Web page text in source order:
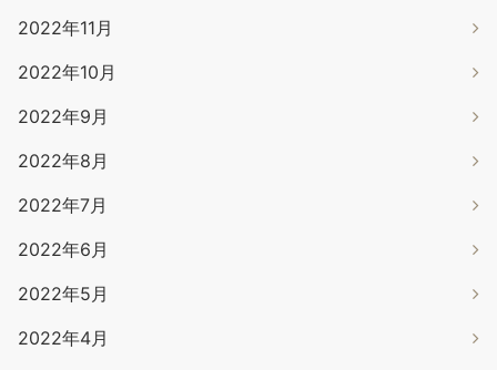
2022年11月
2022年10月
2022年9月
2022年8月
2022年7月
2022年6月
2022年5月
2022年4月